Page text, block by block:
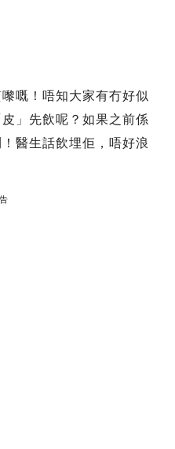
嘅！唔知大家有冇好似
」先飲呢？如果之前係
醫生話飲埋佢，唔好浪